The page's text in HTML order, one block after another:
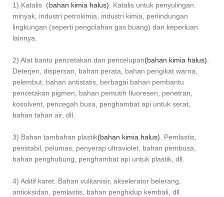
1) Katalis （bahan kimia halus). Katalis untuk penyulingan
minyak, industri petrokimia, industri kimia, perlindungan
lingkungan (seperti pengolahan gas buang) dan keperluan
lainnya.
2) Alat bantu pencetakan dan pencelupan(bahan kimia halus).
Deterjen, dispersan, bahan perata, bahan pengikat warna,
pelembut, bahan antistatis, berbagai bahan pembantu
pencetakan pigmen, bahan pemutih fluoresen, penetran,
kosolvent, pencegah busa, penghambat api untuk serat,
bahan tahan air, dll.
3) Bahan tambahan plastik(bahan kimia halus). Pemlastis,
penstabil, pelumas, penyerap ultraviolet, bahan pembusa,
bahan penghubung, penghambat api untuk plastik, dll.
4) Aditif karet. Bahan vulkanisir, akselerator belerang,
antioksidan, pemlastis, bahan penghidup kembali, dll.